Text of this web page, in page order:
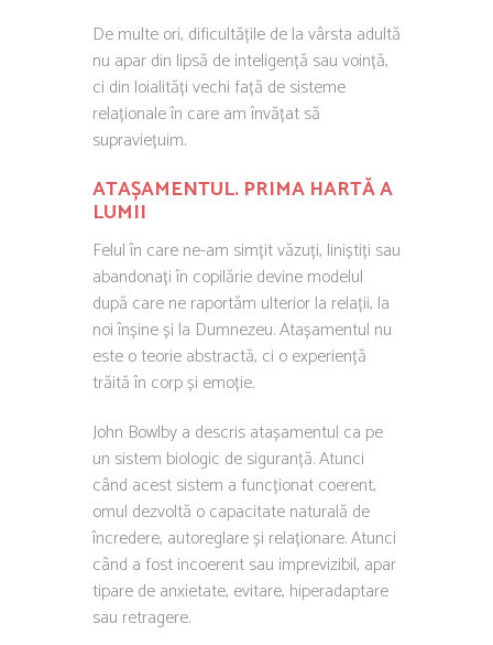
De multe ori, dificultățile de la vârsta adultă
nu apar din lipsă de inteligență sau voință,
ci din loialități vechi față de sisteme
relaționale în care am învățat să
supraviețuim.
ATAȘAMENTUL. PRIMA HARTĂ A
LUMII
Felul în care ne-am simțit văzuți, liniștiți sau
abandonați în copilărie devine modelul
după care ne raportăm ulterior la relații, la
noi înșine și la Dumnezeu. Atașamentul nu
este o teorie abstractă, ci o experiență
trăită în corp și emoție.
John Bowlbya descris atașamentul ca pe
un sistem biologic de siguranță. Atunci
când acest sistem a funcționat coerent,
omul dezvoltă o capacitate naturală de
încredere, autoreglare și relaționare. Atunci
când a fost incoerent sau imprevizibil, apar
tipare de anxietate, evitare, hiperadaptare
sau retragere.